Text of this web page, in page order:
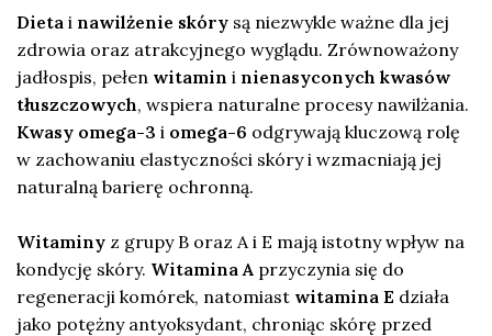
Dieta i nawilżenie skóry są niezwykle ważne dla jej
zdrowia oraz atrakcyjnego wyglądu. Zrównoważony
jadłospis, pełen witamin i nienasyconych kwasów
tłuszczowych, wspiera naturalne procesy nawilżania.
Kwasy omega-3 i omega-6 odgrywają kluczową rolę
w zachowaniu elastyczności skóry i wzmacniają jej
naturalną barierę ochronną.
Witaminy z grupy B oraz A i E mają istotny wpływ na
kondycję skóry. Witamina A przyczynia się do
regeneracji komórek, natomiast witamina E działa
jako potężny antyoksydant, chroniąc skórę przed